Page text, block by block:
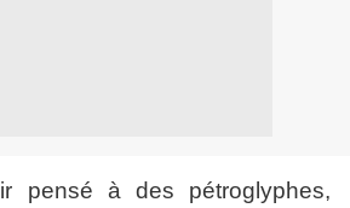
pensé à des pétroglyphes,